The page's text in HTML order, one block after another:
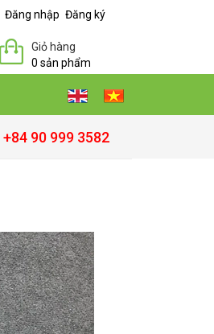
Đăng nhập Đăng ký
Giỏ hàng
0 sản phẩm
+84 90 999 3582